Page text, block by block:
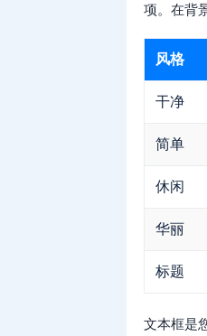
项。在背
风格
干净
简单
休闲
华丽
标题
文本框是